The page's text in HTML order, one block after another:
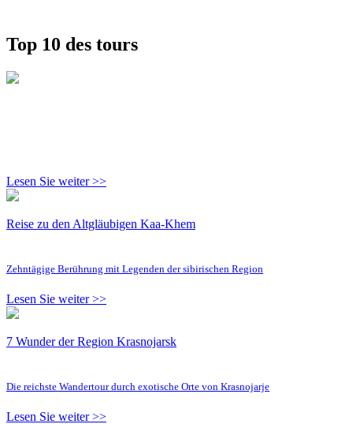
Top 10 des tours
Lesen Sie weiter >>
Reise zu den Altgläubigen Kaa-Khem
Zehntägige Berührung mit Legenden der sibirischen Region
Lesen Sie weiter >>
7 Wunder der Region Krasnojarsk
Die reichste Wandertour durch exotische Orte von Krasnojarje
Lesen Sie weiter >>